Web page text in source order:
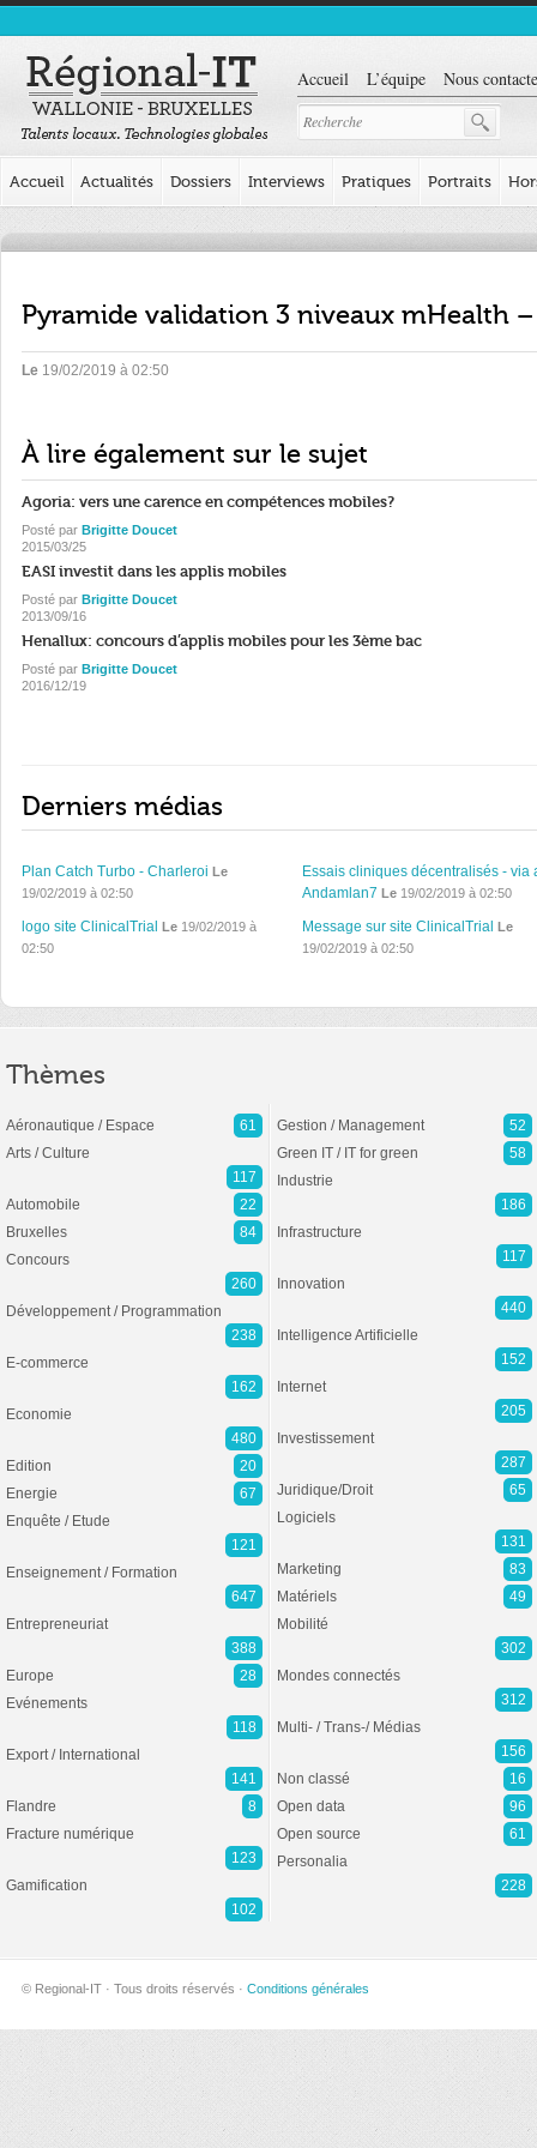
Accueil L’équipe Nous
Accueil Actualités Dossiers Interviews Pratiques Portraits
Pyramide validation 3 niveaux mHealth
Le 19/02/2019 à 02:50
À lire également sur le sujet
Agoria: vers une carence en compétences mobiles?
Posté par Brigitte Doucet
2015/03/25
EASI investit dans les applis mobiles
Posté par Brigitte Doucet
2013/09/16
Henallux: concours d’applis mobiles pour les 3ème bac
Posté par Brigitte Doucet
2016/12/19
Derniers médias
Plan Catch Turbo - Charleroi Le
19/02/2019 à 02:50
Essais cliniques décentralisés - via
Andamlan7 Le19/02/2019 à 02:50
logo site ClinicalTrial Le 19/02/2019 à
02:50
Message sur site ClinicalTrial Le
19/02/2019 à 02:50
Thèmes
Aéronautique / Espace
61
Arts / Culture
117
Automobile
22
Bruxelles
84
Concours
260
Développement / Programmation
238
E-commerce
162
Economie
480
Edition
20
Energie
67
Enquête / Etude
121
Enseignement / Formation
647
Entrepreneuriat
388
Europe
28
Evénements
118
Export / International
141
Flandre
8
Fracture numérique
123
Gamification
102
Gestion / Management
52
Green IT / IT for green
58
Industrie
186
Infrastructure
117
Innovation
440
Intelligence Artificielle
152
Internet
205
Investissement
287
Juridique/Droit
65
Logiciels
131
Marketing
83
Matériels
49
Mobilité
302
Mondes connectés
312
Multi- / Trans-/ Médias
156
Non classé
16
Open data
96
Open source
61
Personalia
228
© Regional-IT · Tous droits réservés · Conditions générales